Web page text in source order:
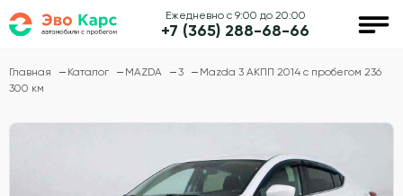
Ежедневно с 9:00 до 20:00
+7 (365) 288-68-66
Главная Каталог MAZDA 3
Mazda 3 АКПП 2014 с пробегом 236
300 км